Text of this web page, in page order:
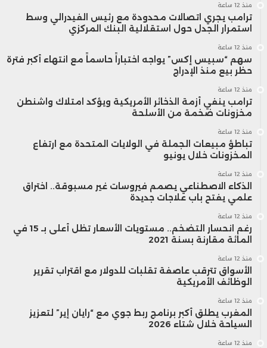
منذ 12 ساعة
ترامب يجري اتصالات محدودة مع رئيس الفيدرالي وسط
استمرار الجدل حول استقلالية البنك المركزي
منذ 12 ساعة
سهم “سبيس إكس” يواجه اختباراً حاسماً مع انتهاء أكبر فترة
حظر بيع منذ الإدراج
منذ 12 ساعة
ترامب ينفي أزمة الذخائر الأمريكية ويؤكد امتلاك واشنطن
مخزونات ضخمة من الأسلحة
منذ 12 ساعة
تباطؤ مبيعات الجملة في الولايات المتحدة مع ارتفاع
المخزونات خلال يونيو
منذ 12 ساعة
الذكاء الاصطناعي يصمم فيروسات غير مسبوقة.. اختراق
علمي يفتح باب علاجات جديدة
منذ 12 ساعة
رغم انحسار التضخم.. مستويات الأسعار تظل أعلى بـ 15 في
المائة مقارنة بسنة 2021
منذ 12 ساعة
الأسواق تترقب عاصفة تقلبات للدولار مع اقتراب تقرير
الوظائف الأمريكية
منذ 12 ساعة
المغرب يطلق أكبر برنامج ربط جوي مع “رايان إير” لتعزيز
السياحة خلال شتاء 2026
منذ 12 ساعة